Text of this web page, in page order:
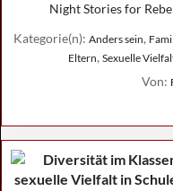
Night Stories for
Kategorie(n): Anders sein,
Eltern, Sexuelle
Von: